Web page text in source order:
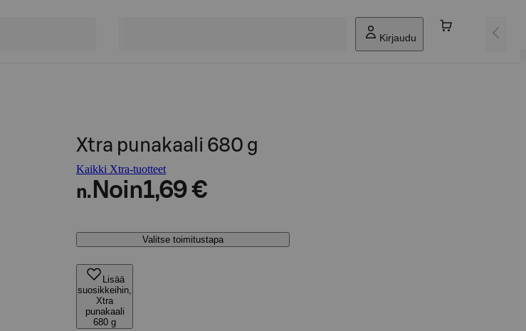
Kirjaudu
Xtra punakaali 680 g
Kaikki Xtra-tuotteet
n. Noin1,69 €
Valitse toimitustapa
Lisää
suosikkeihin,
Xtra
punakaali
680 g